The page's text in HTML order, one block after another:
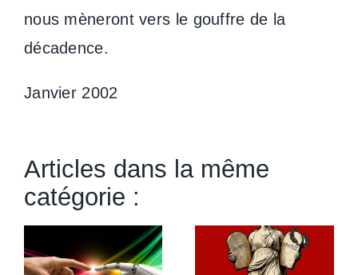
nous mèneront vers le gouffre de la
décadence.
Janvier 2002
Articles dans la même
catégorie :